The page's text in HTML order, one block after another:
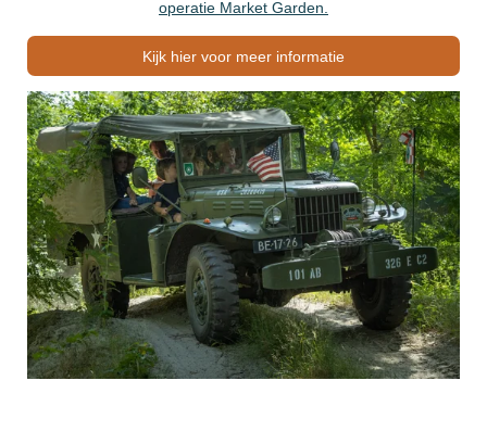
operatie Market Garden.
Kijk hier voor meer informatie